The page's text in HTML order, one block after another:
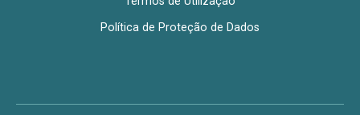
Política de Proteção de Dados